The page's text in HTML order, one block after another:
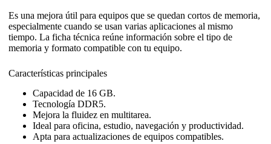
Es una mejora útil para equipos que se quedan cortos de memoria,
especialmente cuando se usan varias aplicaciones al mismo
tiempo. La ficha técnica reúne información sobre el tipo de
memoria y formato compatible con tu equipo.
Características principales
Capacidad de 16 GB.
Tecnología DDR5.
Mejora la fluidez en multitarea.
Ideal para oficina, estudio, navegación y productividad.
Apta para actualizaciones de equipos compatibles.